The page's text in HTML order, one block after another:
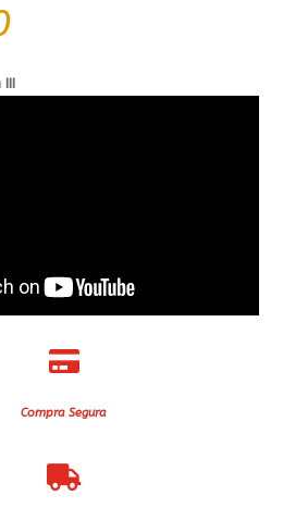

Compra Segura
